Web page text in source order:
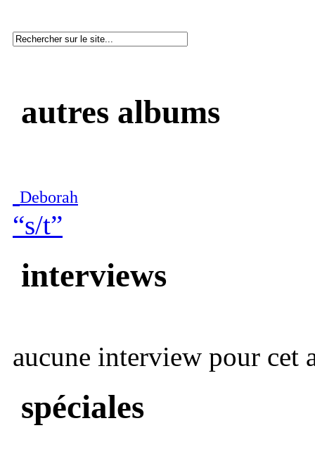
autres albums
Deborah
“s/t”
interviews
aucune interview pour cet
spéciales